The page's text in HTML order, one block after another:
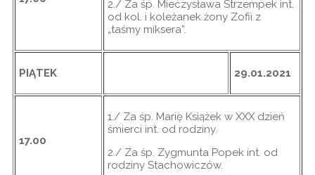
2./ Za śp. Mieczysława Strzempek int.
od kol. i koleżanek żony Zofii z
„taśmy miksera”.
PIĄTEK 29.01.2021
17.00
1./ Za śp. Marię Książek w XXX dzień
śmierci int. od rodziny.
2./ Za śp. Zygmunta Popek int. od
rodziny Stachowiczów.